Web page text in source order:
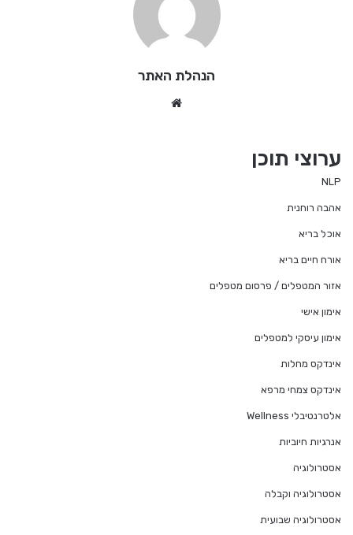
הנהלת האתר
ערוצי תוכן
NLP
אהבה רוחנית
אוכל בריא
אורח חיים בריא
אזור המטפלים / פרסום מטפלים
אימון אישי
אימון עיסקי למטפלים
אינדקס מחלות
אינדקס צמחי מרפא
אלטרנטיבלי Wellness
אנרגיות חיוביות
אסטרולוגיה
אסטרולוגיה וקבלה
אסטרולוגיה שבועית